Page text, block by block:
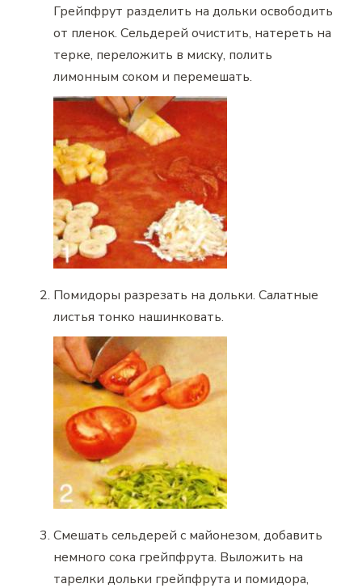
Грейпфрут разделить на дольки освободить
от пленок. Сельдерей очистить, натереть на
терке, переложить в миску, полить
лимонным соком и перемешать.
Помидоры разрезать на дольки. Салатные
листья тонко нашинковать.
Смешать сельдерей с майонезом, добавить
немного сока грейпфрута. Выложить на
тарелки дольки грейпфрута и помидора,